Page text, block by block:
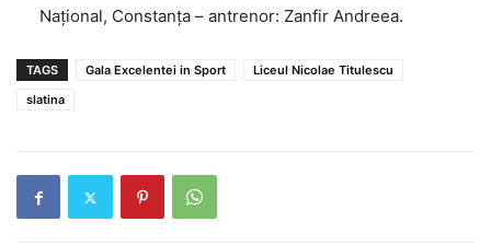
Național, Constanța – antrenor: Zanfir Andreea.
TAGS Gala Excelentei in Sport
Liceul Nicolae Titulescu
slatina